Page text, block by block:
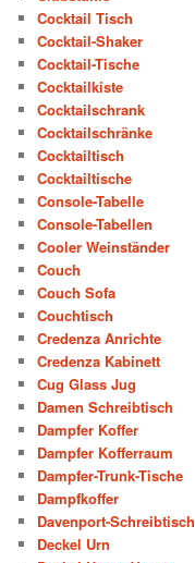
Cocktail Tisch
Cocktail-Shaker
Cocktail-Tische
Cocktailkiste
Cocktailschrank
Cocktailschränke
Cocktailtisch
Cocktailtische
Console-Tabelle
Console-Tabellen
Cooler Weinständer
Couch
Couch Sofa
Couchtisch
Credenza Anrichte
Credenza Kabinett
Cug Glass Jug
Damen Schreibtisch
Dampfer Koffer
Dampfer Kofferraum
Dampfer-Trunk-Tische
Dampfkoffer
Davenport-Schreibtisch
Deckel Urn